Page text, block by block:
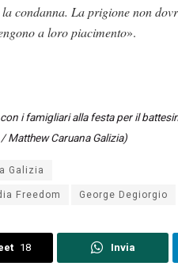
condanna. La prigione non
a loro piacimento».
i famigliari alla festa per il
Caruana Galizia)
Galizia
Freedom
George Degiorgio
18 Invia